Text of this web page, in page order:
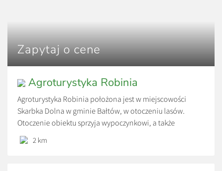
Zapytaj o cene
Agroturystyka Robinia
Agroturystyka Robinia położona jest w miejscowości
Skarbka Dolna w gminie Bałtów, w otoczeniu lasów.
Otoczenie obiektu sprzyja wypoczynkowi, a także
aktywności fizycznej. W bezpośrednim sąsiedztwie
znajduje się Park Linowy Skarbka oraz Bałtowski Kompleks
2 km